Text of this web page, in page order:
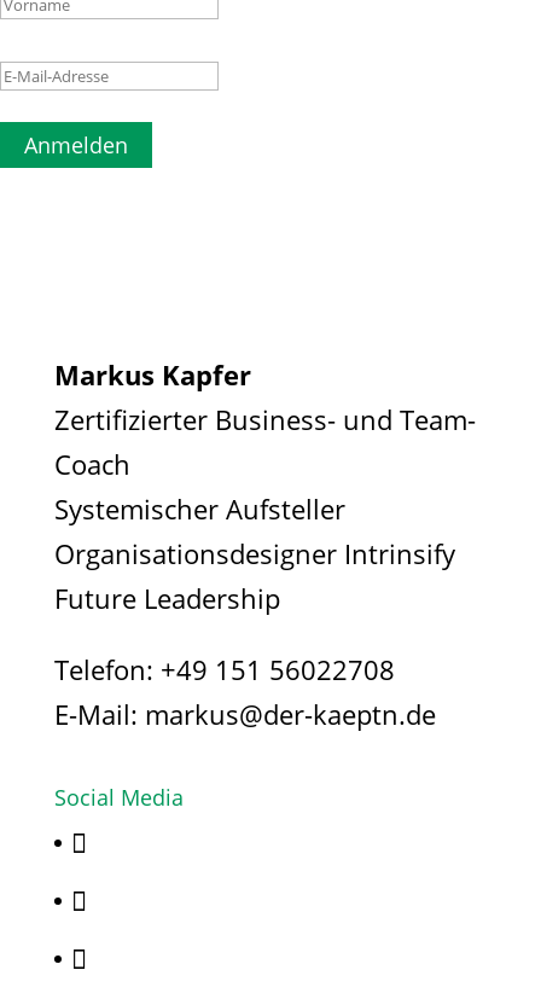
Anmelden
Markus Kapfer
Zertifizierter Business- und Team-
Coach
Systemischer Aufsteller
Organisationsdesigner Intrinsify
Future Leadership
Telefon: +49 151 56022708
E-Mail: markus@der-kaeptn.de
Social Media


